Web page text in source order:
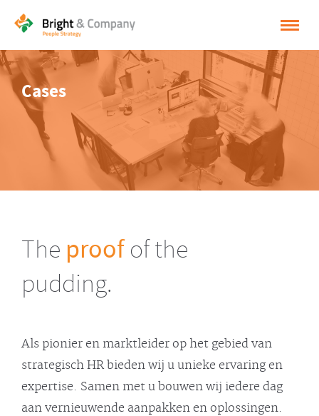
HOME
OPLOSSINGEN
INSPIRATIE
OVER BRIGHT & COMPANY
NEDERLANDS
Cases
The proofof the
pudding.
Als pionier en marktleider op het gebied van
strategisch HR bieden wij u unieke ervaring en
expertise. Samen met u bouwen wij iedere dag
aan vernieuwende aanpakken en oplossingen.